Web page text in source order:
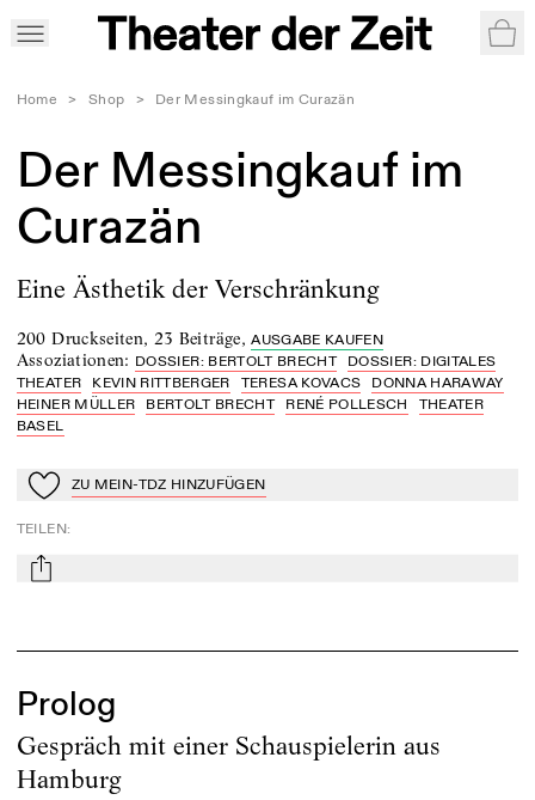
Home > Shop > Der Messingkauf im Curazän
Der Messingkauf im
Curazän
Eine Ästhetik der Verschränkung
200 Druckseiten, 23 Beiträge,AUSGABE KAUFEN
Assoziationen: DOSSIER: BERTOLT BRECHT
DOSSIER: DIGITALES
THEATER
KEVIN RITTBERGER TERESA KOVACS
DONNA HARAWAY
HEINER MÜLLER
BERTOLT BRECHT RENÉ POLLESCH
THEATER
BASEL
Zu Mein-TdZ hinzufügen
ZU MEIN-TDZ HINZUFÜGEN
TEILEN:
mail
Prolog
Gespräch mit einer Schauspielerin aus
Hamburg